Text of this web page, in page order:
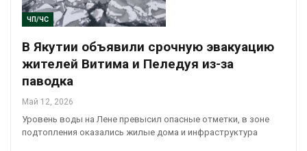
ЧП/ЧС
В Якутии объявили срочную эвакуацию
жителей Витима и Пеледуя из-за
паводка
Май 12, 2026
Уровень воды на Лене превысил опасные отметки, в зоне
подтопления оказались жилые дома и инфраструктура